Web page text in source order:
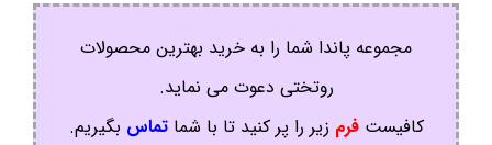
مجموعه پاندا شما را به خرید بهترین محصولات
روتختی دعوت می نماید.
کافیستفرم زیر را پر کنید تا با شماتماس بگیریم.